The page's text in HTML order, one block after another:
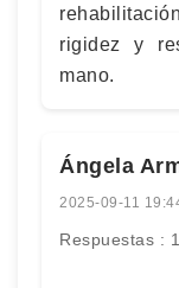
rigidez y
mano.
Ángela
2025-09-11
Respuestas :